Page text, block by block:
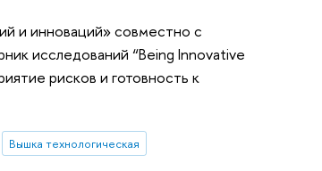
и инноваций» совместно с
исследований “Being Innovative
рисков и готовность к
Вышка технологическая